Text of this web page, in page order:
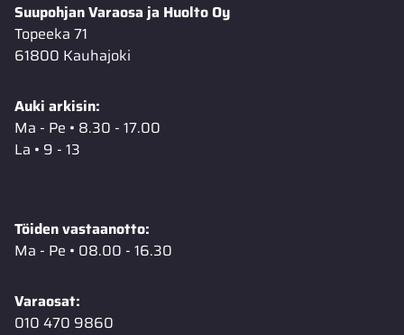
Suupohjan Varaosa ja Huolto Oy
Topeeka 71
61800 Kauhajoki
Auki arkisin:
Ma - Pe • 8.30 - 17.00
La • 9 - 13
Töiden vastaanotto:
Ma - Pe • 08.00 - 16.30
Varaosat:
010 470 9860